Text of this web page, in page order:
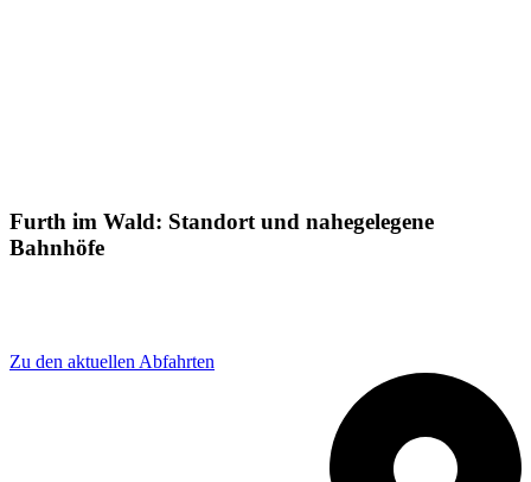
Furth im Wald: Standort und nahegelegene
Bahnhöfe
Zu den aktuellen Abfahrten